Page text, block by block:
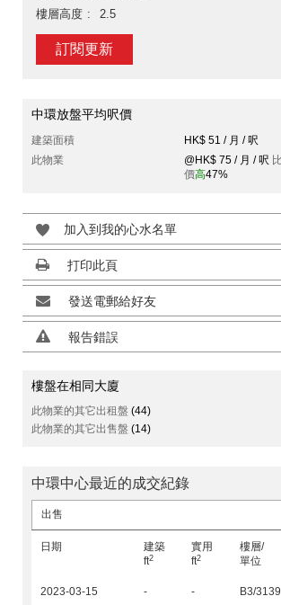
樓層高度
2.5
訂閱更新
中環放盤平均呎價
建築面積
HK$ 51 / 月 / 呎
此物業
@HK$ 75 / 月 / 呎
價高47%
加入到我的心水名單
打印此頁
發送電郵給好友
報告錯誤
樓盤在相同大廈
此物業的其它出租盤 (44)
此物業的其它出售盤 (14)
中環中心最近的成交紀錄
出售
日期
建築
ft2
實用
ft2
樓層/
單位
2023-03-15 - - B3/3139